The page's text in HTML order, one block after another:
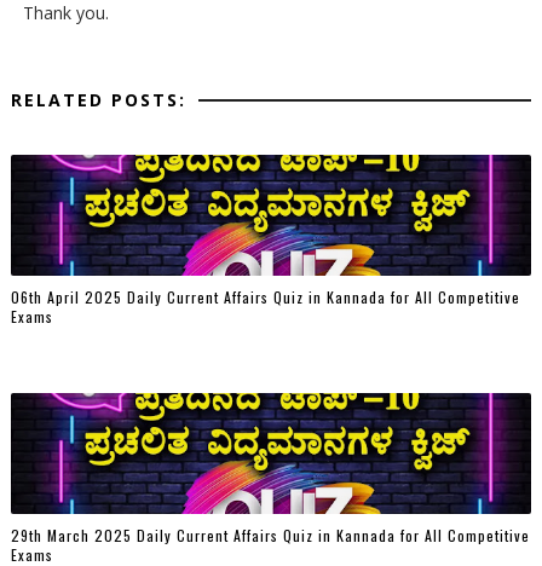
Thank you.
RELATED POSTS:
06th April 2025 Daily Current Affairs Quiz in Kannada for All Competitive
Exams
29th March 2025 Daily Current Affairs Quiz in Kannada for All Competitive
Exams